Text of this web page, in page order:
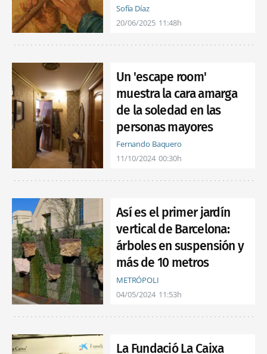
Sofía Díaz
20/06/2025 11:48h
Un 'escape room'
muestra la cara amarga
de la soledad en las
personas mayores
Fernando Baquero
11/10/2024 00:30h
Así es el primer jardín
vertical de Barcelona:
árboles en suspensión y
más de 10 metros
METRÓPOLI
04/05/2024 11:53h
La Fundació La Caixa